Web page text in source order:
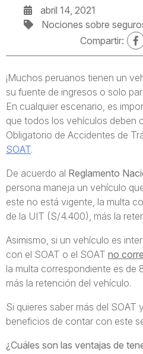
abril 14, 2021
Nociones sobre
Compartir:
¡Muchos peruanos tienen un
su fuente de ingresos o solo
En cualquier escenario, es
que todos los vehículos deben
Obligatorio de Accidentes de
SOAT.
De acuerdo al Reglamento
persona maneja un vehículo
este no está vigente, la multa
de la UIT (S/4.400), más la
Asimismo, si un vehículo es
con el SOAT o el SOAT no
la multa correspondiente es de
más la retención del vehículo.
Si quieres saber más del
beneficios de contar con este
¿Cuáles son las ventajas de